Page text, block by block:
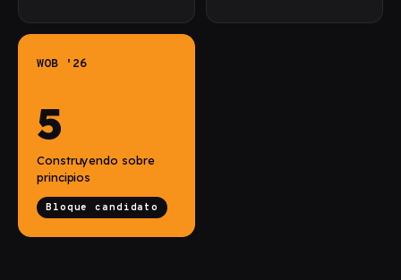
WOB '26
5
Construyendo sobre
principios
Bloque candidato